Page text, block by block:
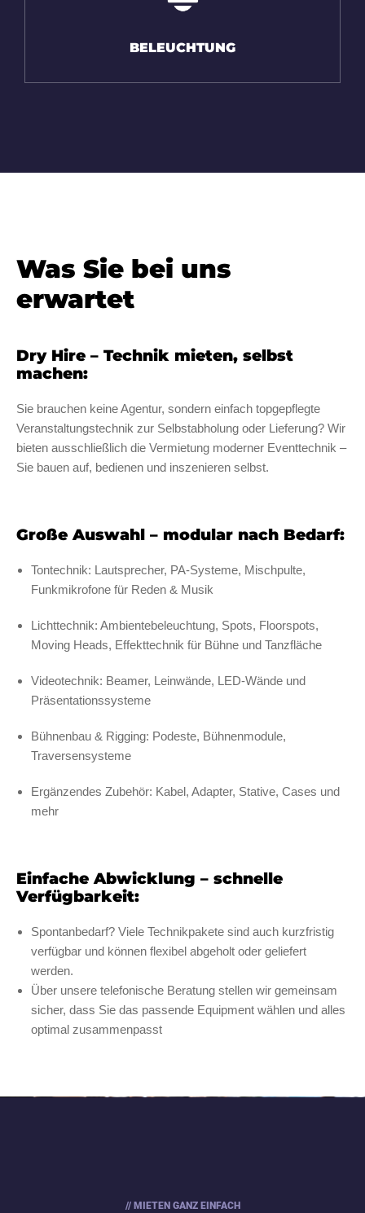
BELEUCHTUNG
Was Sie bei uns
erwartet
Dry Hire – Technik mieten, selbst
machen:
Sie brauchen keine Agentur, sondern einfach topgepflegte
Veranstaltungstechnik zur Selbstabholung oder Lieferung? Wir
bieten ausschließlich die Vermietung moderner Eventtechnik –
Sie bauen auf, bedienen und inszenieren selbst.
Große Auswahl – modular nach Bedarf:
Tontechnik: Lautsprecher, PA-Systeme, Mischpulte,
Funkmikrofone für Reden & Musik
Lichttechnik: Ambientebeleuchtung, Spots, Floorspots,
Moving Heads, Effekttechnik für Bühne und Tanzfläche
Videotechnik: Beamer, Leinwände, LED-Wände und
Präsentationssysteme
Bühnenbau & Rigging: Podeste, Bühnenmodule,
Traversensysteme
Ergänzendes Zubehör: Kabel, Adapter, Stative, Cases und
mehr
Einfache Abwicklung – schnelle
Verfügbarkeit:
Spontanbedarf? Viele Technikpakete sind auch kurzfristig
verfügbar und können flexibel abgeholt oder geliefert
werden.
Über unsere telefonische Beratung stellen wir gemeinsam
sicher, dass Sie das passende Equipment wählen und alles
optimal zusammenpasst
// MIETEN GANZ EINFACH